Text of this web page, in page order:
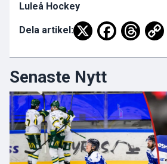
Luleå Hockey
Dela artikel:
Senaste Nytt